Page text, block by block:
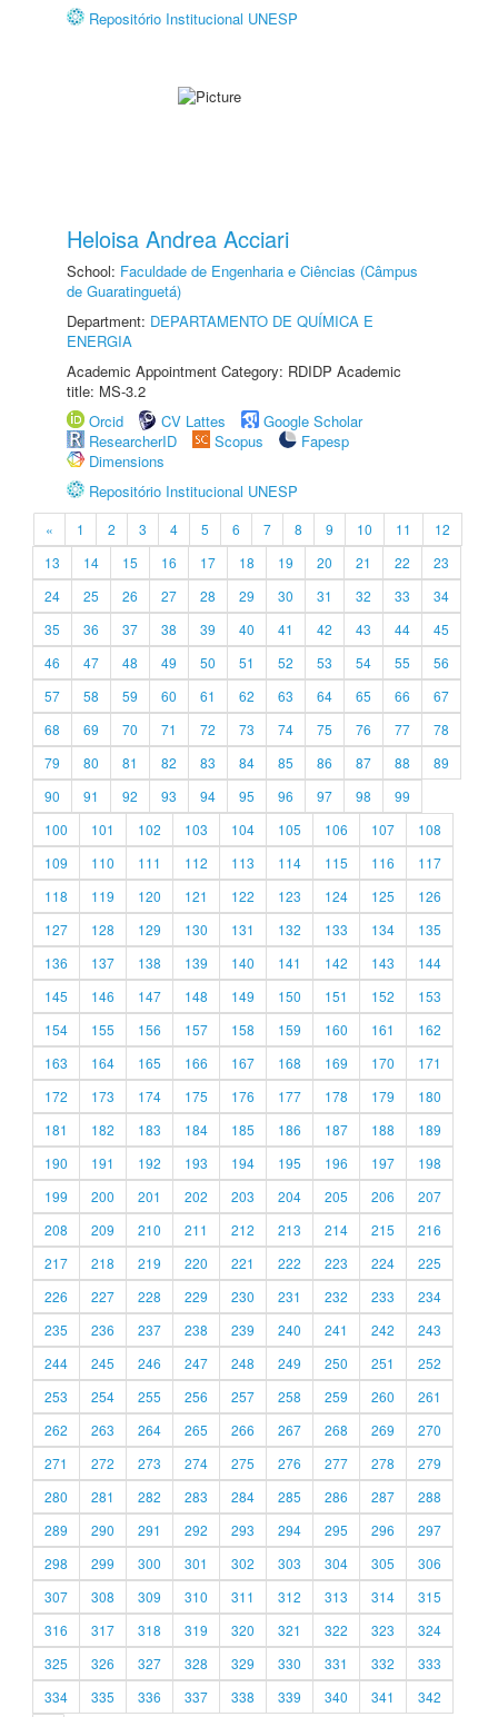
Repositório Institucional UNESP
Heloisa Andrea Acciari
School: Faculdade de Engenharia e Ciências (Câmpus
de Guaratinguetá)
Department: DEPARTAMENTO DE QUÍMICA E
ENERGIA
Academic Appointment Category: RDIDP Academic
title: MS-3.2
Orcid
CV Lattes
Google Scholar
ResearcherID
Scopus
Fapesp
Dimensions
Repositório Institucional UNESP
« 1 2 3 4 5 6 7 8 9 10 11
12
13
14 15 16 17 18 19 20 21 22
23
24
25 26 27 28 29 30 31 32 33
34
35
36 37 38 39 40 41 42 43 44
45
46
47 48 49 50 51 52 53 54 55
56
57
58 59 60 61 62 63 64 65 66
67
68
69 70 71 72 73 74 75 76 77
78
79
80 81 82 83 84 85 86 87 88
89
90
91 92 93 94 95 96 97 98
99
100
101 102 103 104 105 106 107
108
109
110 111 112 113 114 115 116
117
118
119 120 121 122 123 124 125
126
127
128 129 130 131 132 133 134
135
136
137 138 139 140 141 142 143
144
145
146 147 148 149 150 151 152
153
154
155 156 157 158 159 160 161
162
163
164 165 166 167 168 169 170
171
172
173 174 175 176 177 178 179
180
181
182 183 184 185 186 187 188
189
190
191 192 193 194 195 196 197
198
199
200 201 202 203 204 205 206
207
208
209 210 211 212 213 214 215
216
217
218 219 220 221 222 223 224
225
226
227 228 229 230 231 232 233
234
235
236 237 238 239 240 241 242
243
244
245 246 247 248 249 250 251
252
253
254 255 256 257 258 259 260
261
262
263 264 265 266 267 268 269
270
271
272 273 274 275 276 277 278
279
280
281 282 283 284 285 286 287
288
289
290 291 292 293 294 295 296
297
298
299 300 301 302 303 304 305
306
307
308 309 310 311 312 313 314
315
316
317 318 319 320 321 322 323
324
325
326 327 328 329 330 331 332
333
334
335 336 337 338 339 340 341 342